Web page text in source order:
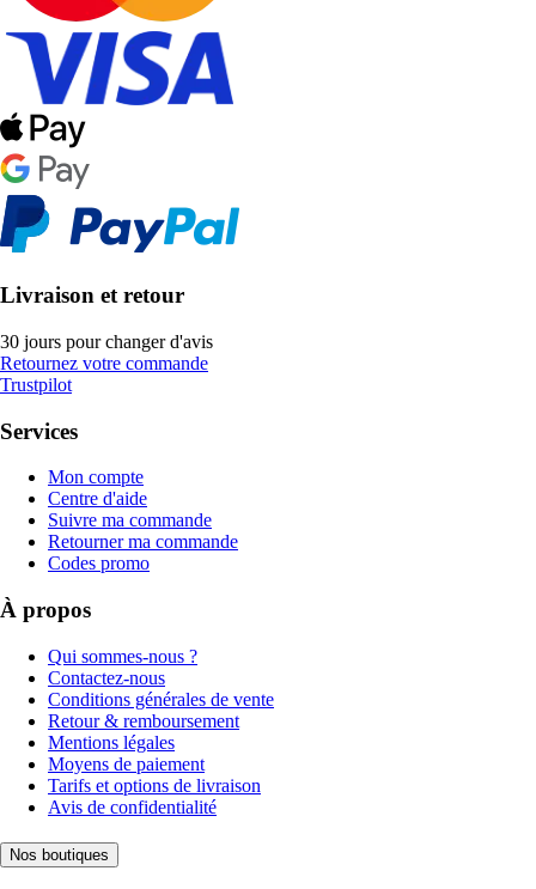
Livraison et retour
30 jours pour changer d'avis
Retournez votre commande
Trustpilot
Services
Mon compte
Centre d'aide
Suivre ma commande
Retourner ma commande
Codes promo
À propos
Qui sommes-nous ?
Contactez-nous
Conditions générales de vente
Retour & remboursement
Mentions légales
Moyens de paiement
Tarifs et options de livraison
Avis de confidentialité
Nos boutiques